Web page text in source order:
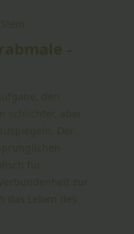
-
den
schlichter, aber
Der
für
zur
das Leben des